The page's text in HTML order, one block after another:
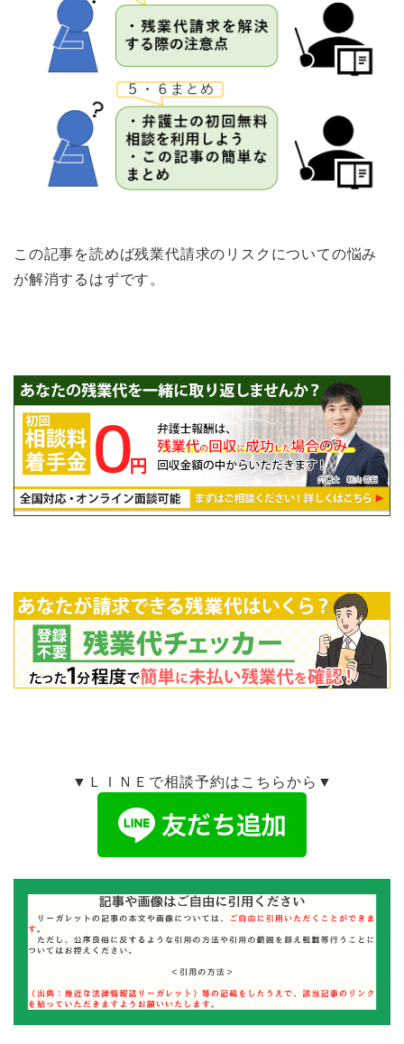
この記事を読めば残業代請求のリスクについての悩み
が解消するはずです。
▼ＬＩＮＥで相談予約はこちらから▼